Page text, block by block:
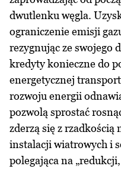
dwutlenku węgla.
ograniczenie emisji
rezygnując ze swojego
kredyty konieczne do
energetycznej
rozwoju energii
pozwolą sprostać
zderzą się z
instalacji wiatrowych i
polegająca na